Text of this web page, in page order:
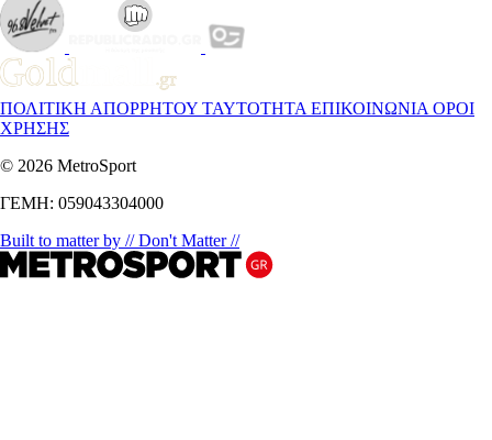
ΠΟΛΙΤΙΚΗ ΑΠΟΡΡΗΤΟΥ ΤΑΥΤΟΤΗΤΑ ΕΠΙΚΟΙΝΩΝΙΑ ΟΡΟΙ
ΧΡΗΣΗΣ
© 2026 MetroSport
ΓΕΜΗ: 059043304000
Built to matter by // Don't Matter //